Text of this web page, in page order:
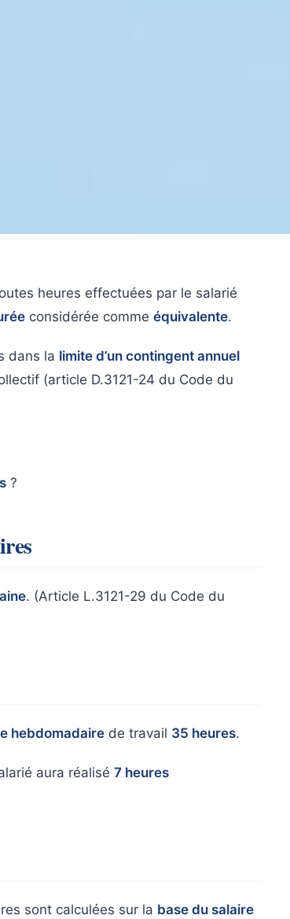
heures effectuées par le salarié
considérée comme équivalente.
dans la limite d’un contingent annuel
(article D.3121-24 du Code du
?
. (Article L.3121-29 du Code du
hebdomadaire de travail 35 heures.
aura réalisé 7 heures
sont calculées sur la base du salaire